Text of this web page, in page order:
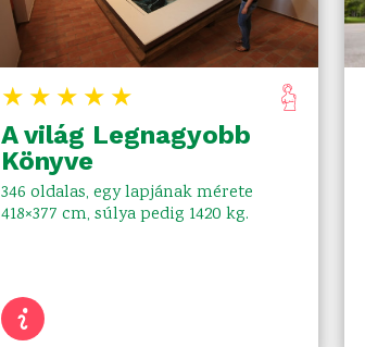
★★★★★
A világ Legnagyobb
Könyve
346 oldalas, egy lapjának mérete
418×377 cm, súlya pedig 1420 kg.